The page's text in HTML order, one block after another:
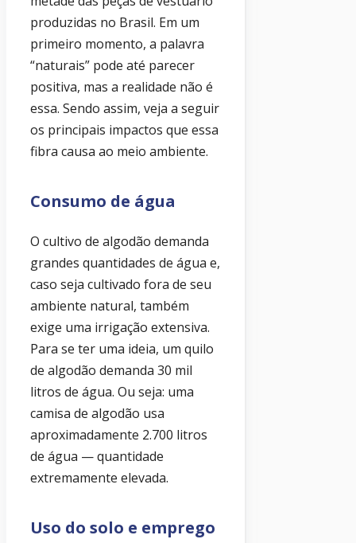
produzidas no Brasil. Em um
primeiro momento, a palavra
“naturais” pode até parecer
positiva, mas a realidade não é
essa. Sendo assim, veja a seguir
os principais impactos que essa
fibra causa ao meio ambiente.
Consumo de água
O cultivo de algodão demanda
grandes quantidades de água e,
caso seja cultivado fora de seu
ambiente natural, também
exige uma irrigação extensiva.
Para se ter uma ideia, um quilo
de algodão demanda 30 mil
litros de água. Ou seja: uma
camisa de algodão usa
aproximadamente 2.700 litros
de água — quantidade
extremamente elevada.
Uso do solo e emprego